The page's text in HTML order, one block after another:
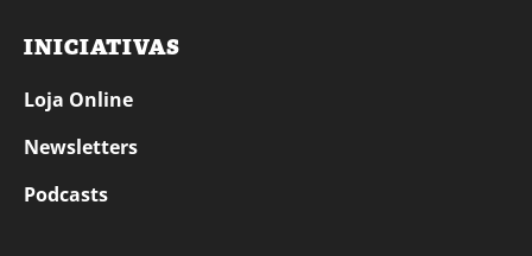
INICIATIVAS
Loja Online
Newsletters
Podcasts